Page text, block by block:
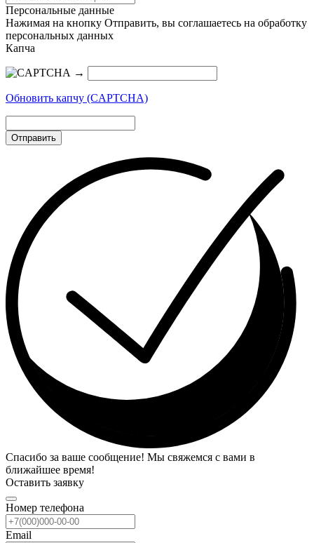
Персональные данные
Нажимая на кнопку Отправить, вы соглашаетесь на обработку
персональных данных
Капча
→
Обновить капчу (CAPTCHA)
Отправить
Спасибо за ваше сообщение! Мы свяжемся с вами в
ближайшее время!
Оставить заявку
Номер телефона
Email